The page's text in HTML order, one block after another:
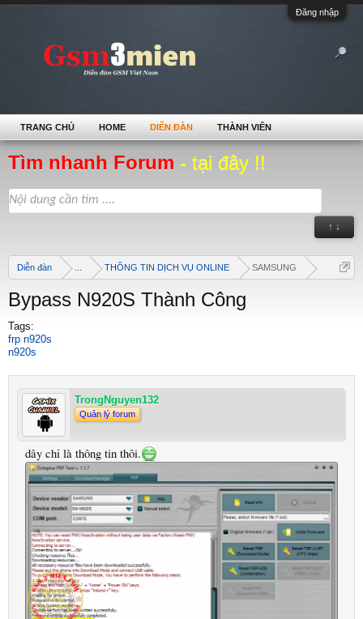
Đăng nhập
Tìm nhanh Forum - tại đây !!
↑ ↓
Diễn đàn THÔNG TIN DỊCH VỤ ONLINE SAMSUNG
Bypass N920S Thành Công
Tags:
frp n920s
n920s
TrongNguyen132
Quản lý forum
dây chỉ là thông tin thôi.
TRANG CHỦ HOME DIỄN ĐÀN THÀNH VIÊN